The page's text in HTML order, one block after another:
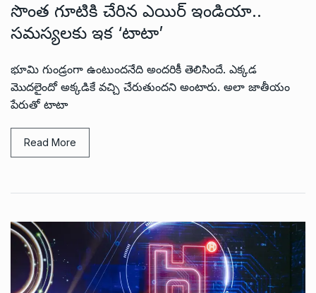
సొంత గూటికి చేరిన ఎయిర్ ఇండియా..
సమస్యలకు ఇక ‘టాటా’
భూమి గుండ్రంగా ఉంటుందనేది అందరికీ తెలిసిందే. ఎక్కడ
మొదలైందో అక్కడికే వచ్చి చేరుతుందని అంటారు. అలా జాతీయం
పేరుతో టాటా
Read More